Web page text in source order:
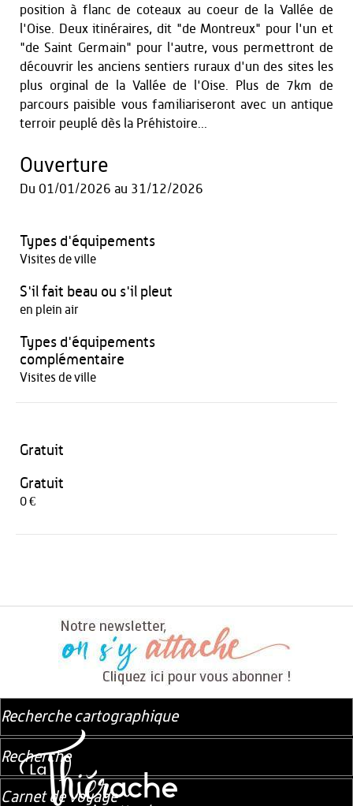
position à flanc de coteaux au coeur de la Vallée de
l'Oise. Deux itinéraires, dit "de Montreux" pour l'un et
"de Saint Germain" pour l'autre, vous permettront de
découvrir les anciens sentiers ruraux d'un des sites les
plus orginal de la Vallée de l'Oise. Plus de 7km de
parcours paisible vous familiariseront avec un antique
terroir peuplé dès la Préhistoire...
Ouverture
Du 01/01/2026 au 31/12/2026
Types d'équipements
Visites de ville
S'il fait beau ou s'il pleut
en plein air
Types d'équipements
complémentaire
Visites de ville
Gratuit
Gratuit
0 €
Recherche cartographique
Recherche
Carnet de voyage